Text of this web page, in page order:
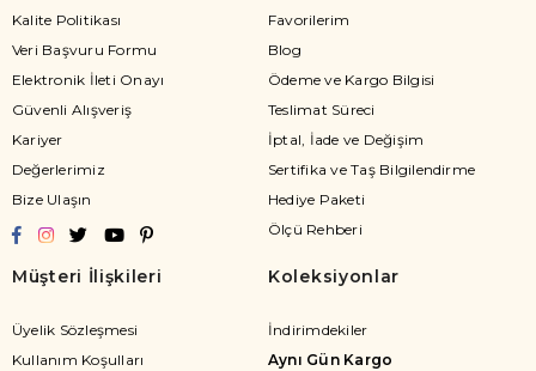
Kalite Politikası
Veri Başvuru Formu
Elektronik İleti Onayı
Güvenli Alışveriş
Kariyer
Değerlerimiz
Bize Ulaşın
Favorilerim
Blog
Ödeme ve Kargo Bilgisi
Teslimat Süreci
İptal, İade ve Değişim
Sertifika ve Taş Bilgilendirme
Hediye Paketi
Ölçü Rehberi
Müşteri İlişkileri
Üyelik Sözleşmesi
Kullanım Koşulları
Koleksiyonlar
İndirimdekiler
Aynı Gün Kargo